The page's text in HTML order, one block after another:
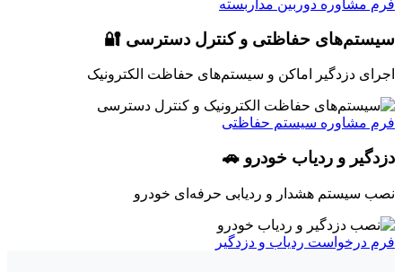
فرم مشاوره دوربین مداربسته
سیستم‌های حفاظتی و کنترل دسترسی 🔐
اجرای دزدگیر اماکن و سیستم‌های حفاظت الکترونیک
فرم مشاوره سیستم حفاظتی
دزدگیر و ردیاب خودرو 🚗
نصب سیستم هشدار و ردیابی حرفه‌ای خودرو
فرم درخواست ردیاب و دزدگیر